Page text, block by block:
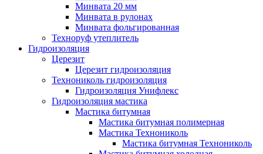
Минвата 20 мм
Минвата в рулонах
Минвата фольгированная
Техноруф утеплитель
Гидроизоляция
Церезит
Церезит гидроизоляция
Технониколь гидроизоляция
Гидроизоляция Унифлекс
Гидроизоляция мастика
Мастика битумная
Мастика битумная полимерная
Мастика Технониколь
Мастика битумная Технониколь